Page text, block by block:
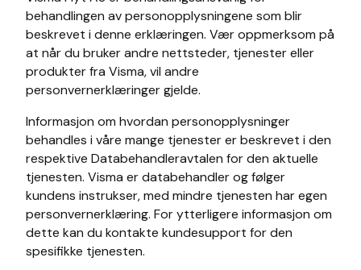
behandlingen av personopplysningene som blir
beskrevet i denne erklæringen. Vær oppmerksom på
at når du bruker andre nettsteder, tjenester eller
produkter fra Visma, vil andre
personvernerklæringer gjelde.
Informasjon om hvordan personopplysninger
behandles i våre mange tjenester er beskrevet i den
respektive Databehandleravtalen for den aktuelle
tjenesten. Visma er databehandler og følger
kundens instrukser, med mindre tjenesten har egen
personvernerklæring. For ytterligere informasjon om
dette kan du kontakte kundesupport for den
spesifikke tjenesten.